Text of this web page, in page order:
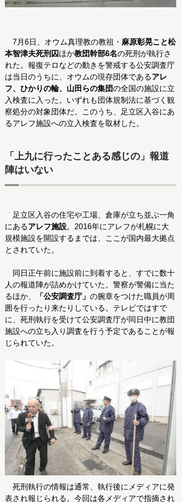
7月6日、オウム真理教の教祖・ 麻原彰晃こと松
本智津夫死刑囚 ほか教団幹部6名の死刑が執行さ
れた。報復テロなどの動きを警戒する公安調査庁
は当日のうちに、オウムの現存団体であるアレ
フ、ひかりの輪、山田らの集団の全国の施設に立
入検査に入った。いずれも団体規制法に基づく観
察処分の対象団体だ。このうち、足立区入谷にあ
るアレフ施設への立入検査を取材した。
「上九に行ったことある感じの」報道
陣はいない
足立区入谷の住宅や工場、倉庫が立ち並ぶ一角
にあるアレフ施設。2016年にアレフが札幌に大
規模施設を開設するまでは、ここが国内最大拠点
とされていた。
同日正午前に施設前に到着すると、すでに数十
人の報道陣が詰めかけていた。警察が警備に当た
るほか、
「公安調査庁」 の腕章をつけた職員が周
囲を行ったり来たりしている。テレビではすで
に、死刑執行を受けて公安調査庁が同日中に教団
施設への立ち入り調査を行う予定であることが報
じられていた。
死刑執行の情報は通常、執行後にメディアに発
表され報じられる。今回は各メディアで指摘され